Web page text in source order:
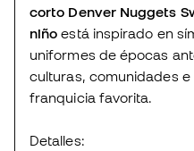
corto Denver Nuggets
niñoestá inspirado en
uniformes de épocas
culturas, comunidades
franquicia favorita.
Detalles: